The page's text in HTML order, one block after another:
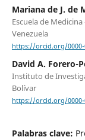
Mariana de J. de
Escuela de
Venezuela
https://orcid.org/0000-
David A. Forero-
Instituto de
Bolívar
https://orcid.org/0000-
Palabras clave: